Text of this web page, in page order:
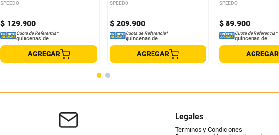
SPEEDO
$ 129.900
Cuota de Referencia*
quincenas de
AGREGAR
SPEEDO
$ 209.900
Cuota de Referencia*
quincenas de
AGREGAR
SPEEDO
$ 89.900
Cuota de Referencia*
quincenas de
AGREGAR
Legales
Términos y Condiciones